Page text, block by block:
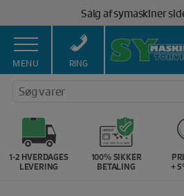
indholdet
100% Dansk
Brug for hjælp? Ring på
Vi matcher alle
MENU RING
Søg varer
1-2 HVERDAGES
LEVERING
100% SIKKER
BETALING
+